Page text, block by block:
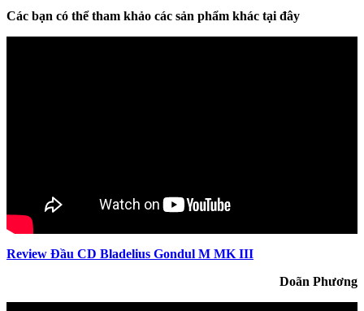
Các bạn có thể tham khảo các sản phẩm khác tại đây
Review Đầu CD Bladelius Gondul M MK III
Doãn Phương